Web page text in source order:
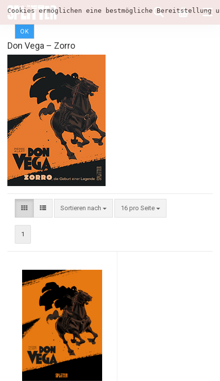
Cookies ermöglichen eine bestmögliche
OK
Don Vega – Zorro
Sortieren nach 16 pro Seite
1